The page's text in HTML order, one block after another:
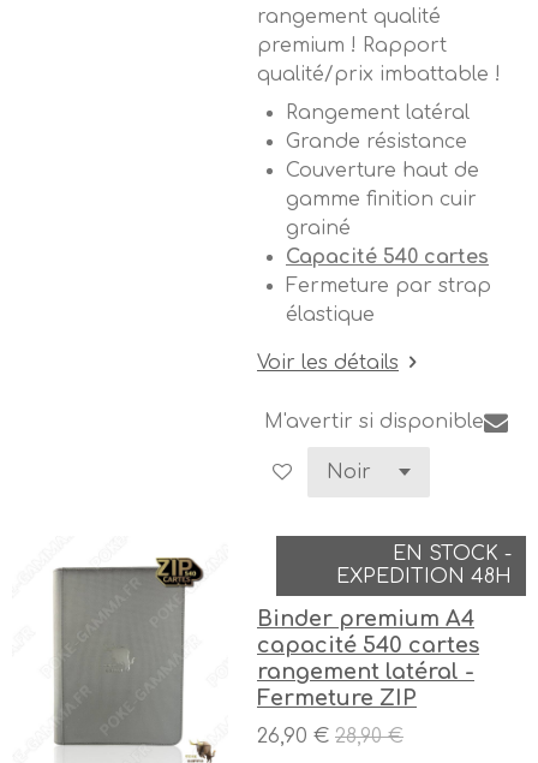
rangement qualité
premium ! Rapport
qualité/prix imbattable !
Rangement latéral
Grande résistance
Couverture haut de
gamme finition cuir
grainé
Capacité 540 cartes
Fermeture par strap
élastique
Voir les détails
M'avertir si disponible
EN STOCK -
EXPEDITION 48H
Binder premium A4
capacité 540 cartes
rangement latéral -
Fermeture ZIP
26,90 € 28,90 €